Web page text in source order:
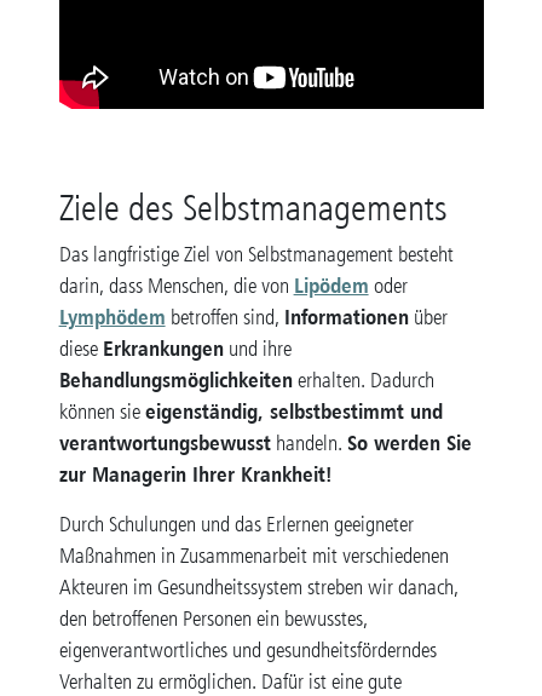
Ziele des Selbstmanagements
Das langfristige Ziel von Selbstmanagement besteht
darin, dass Menschen, die von Lipödem oder
Lymphödem betroffen sind, Informationenüber
diese Erkrankungenund ihre
Behandlungsmöglichkeitenerhalten. Dadurch
können sieeigenständig, selbstbestimmt und
verantwortungsbewussthandeln. So werden Sie
zur Managerin Ihrer Krankheit!
Durch Schulungen und das Erlernen geeigneter
Maßnahmen in Zusammenarbeit mit verschiedenen
Akteuren im Gesundheitssystem streben wir danach,
den betroffenen Personen ein bewusstes,
eigenverantwortliches und gesundheitsförderndes
Verhalten zu ermöglichen. Dafür ist eine gute